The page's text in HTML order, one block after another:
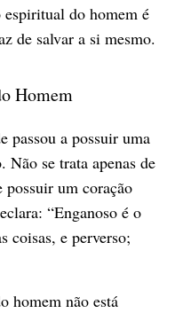
do homem é
de salvar a si mesmo.
Homem
passou a possuir uma
Não se trata apenas de
possuir um coração
“Enganoso é o
coisas, e perverso;
homem não está